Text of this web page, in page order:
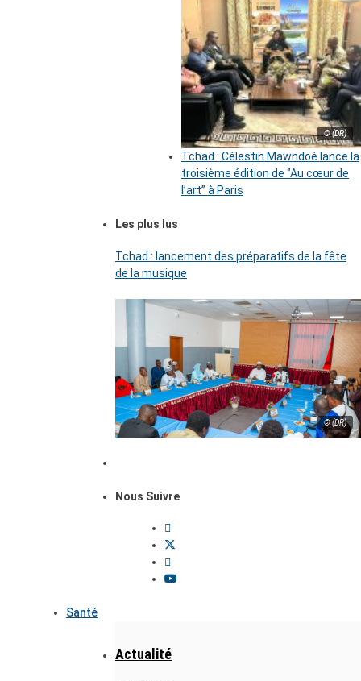
© (DR)
Tchad : Célestin Mawndoé lance la
troisième édition de ‘’Au cœur de
l’art’’ à Paris
Les plus lus
Tchad : lancement des préparatifs de la fête
de la musique
© (DR)
Nous Suivre
Santé
Actualité